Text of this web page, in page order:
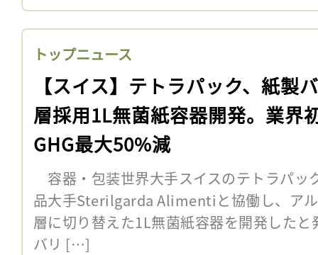
トップニュース
【スイス】テトラパック、紙製
層採用1L無菌紙容器開発。業界
GHG最大50%減
容器・包装世界大手スイスのテトラパッ
品大手Sterilgarda Alimentiと協働し、ア
層に切り替えた1L無菌紙容器を開発した
バリ […]